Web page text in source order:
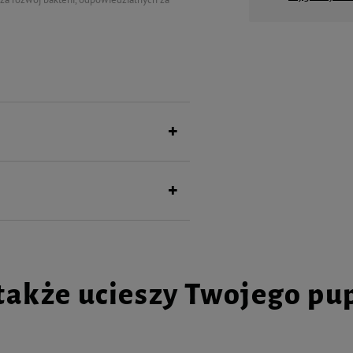
Officinalis (Sage) Leaf Extract,
ucieszy Twojego